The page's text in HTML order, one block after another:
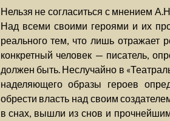
Нельзя не согласиться с мнением
Над всеми своими героями и их
реального тем, что лишь отражает
конкретный человек — писатель,
должен быть. Неслучайно в
наделяющего образы героев
обрести власть над своим
в снах, вышли из снов и